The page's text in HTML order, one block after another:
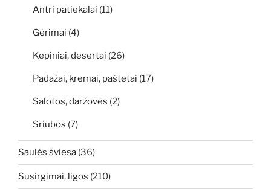
Antri patiekalai (11)
Gėrimai (4)
Kepiniai, desertai (26)
Padažai, kremai, paštetai (17)
Salotos, daržovės (2)
Sriubos (7)
Saulės šviesa (36)
Susirgimai, ligos (210)